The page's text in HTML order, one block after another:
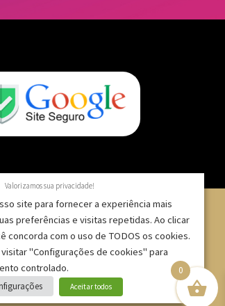
0001-52 |
0
Valorizamos sua privacidade!
site para fornecer a experiência mais
preferências e visitas repetidas. Ao clicar
concorda com o uso de TODOS os cookies.
"Configurações de cookies" para
controlado.
Aceitar todos